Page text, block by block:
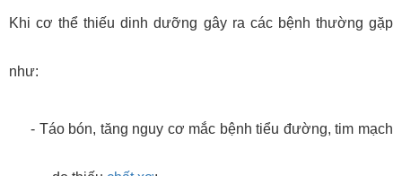
Khi cơ thể thiếu dinh dưỡng gây ra các bệnh thường gặp
như:
- Táo bón, tăng nguy cơ mắc bệnh tiểu đường, tim mạch